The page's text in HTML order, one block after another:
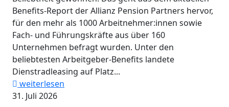
Benefits-Report der Allianz Pension Partners hervor,
für den mehr als 1000 Arbeitnehmer:innen sowie
Fach- und Führungskräfte aus über 160
Unternehmen befragt wurden. Unter den
beliebtesten Arbeitgeber-Benefits landete
Dienstradleasing auf Platz...
weiterlesen
31. Juli 2026